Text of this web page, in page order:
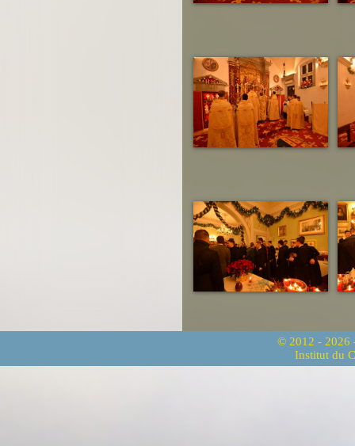
© 2012 -
Institut du